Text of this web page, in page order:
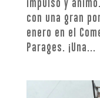
impulso y
con una gran
enero en el
Parages. ¡Una...